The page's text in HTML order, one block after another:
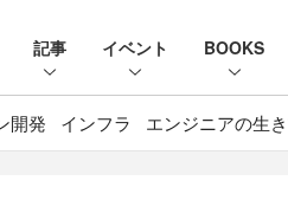
記事 イベント BOOKS
開発 インフラ エンジニアの生